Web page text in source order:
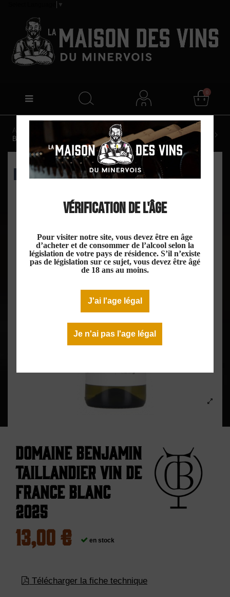
Vérification de l'âge
Pour visiter notre site, vous devez être en âge
d’acheter et de consommer de l’alcool selon la
législation de votre pays de résidence. S’il n’existe
pas de législation sur ce sujet, vous devez être âgé
de 18 ans au moins.
J'ai l'age légal
Je n'ai pas l'age légal
▼
0
Accueil
Domaine Benjamin Taillandier Vin De France
Blanc 2025
EXCLU WEB
Domaine Benjamin
Taillandier Vin De
France Blanc
2025
13,00 € en stock
Télécharger la fiche technique